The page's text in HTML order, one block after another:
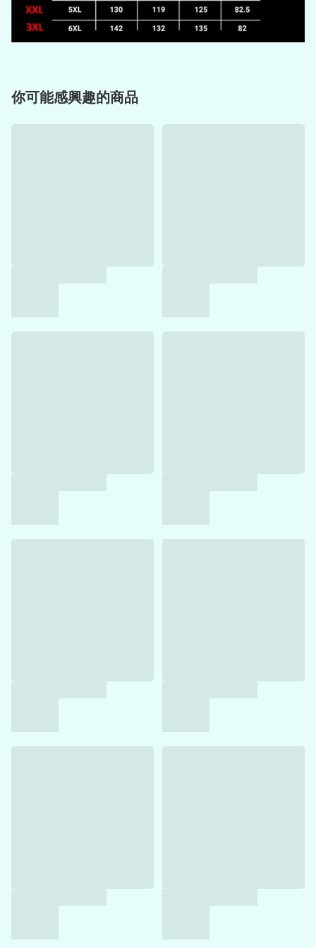
你可能感興趣的商品